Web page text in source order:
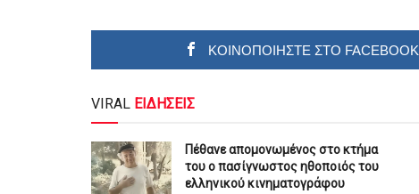
ΚΟΙΝΟΠΟΙΗΣΤΕ ΣΤΟ FACEBOOK
VIRAL ΕΙΔΗΣΕΙΣ
Πέθανε απομονωμένος στο κτήμα
του ο πασίγνωστος ηθοποιός του
ελληνικού κινηματογράφου